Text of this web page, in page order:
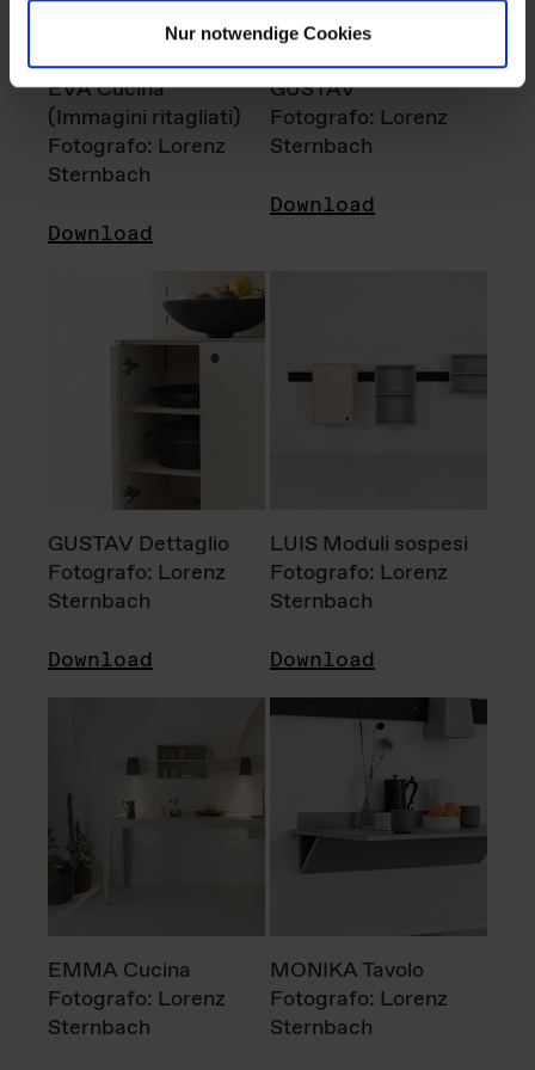
Nur notwendige Cookies
EVA Cucina
(Immagini ritagliati)
Fotografo: Lorenz
Sternbach
Download
GUSTAV
Fotografo: Lorenz
Sternbach
Download
GUSTAV Dettaglio
Fotografo: Lorenz
Sternbach
Download
LUIS Moduli sospesi
Fotografo: Lorenz
Sternbach
Download
EMMA Cucina
Fotografo: Lorenz
Sternbach
MONIKA Tavolo
Fotografo: Lorenz
Sternbach